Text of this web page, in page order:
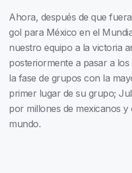
Ahora, después de que
gol para México en el
nuestro equipo a la victoria
posteriormente a pasar a
la fase de grupos con la
primer lugar de su grupo;
por millones de mexicanos
mundo.